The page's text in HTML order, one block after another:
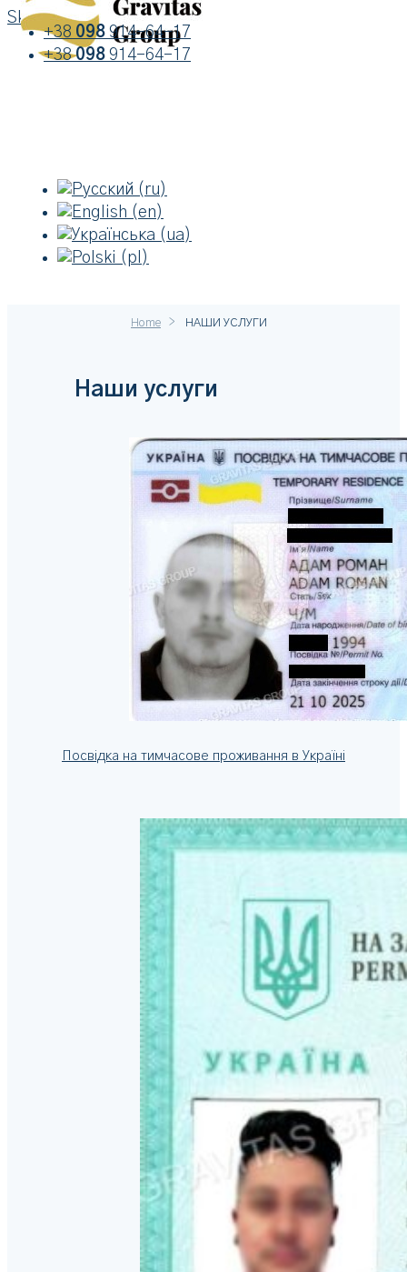
Skip to content
+38 098 914-64-17
+38098 914-64-17
Home > НАШИ УСЛУГИ
Наши услуги
Посвідка на тимчасове проживання в Україні